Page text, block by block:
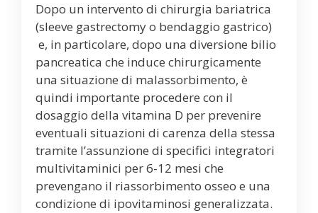
Dopo un intervento di chirurgia bariatrica
(sleeve gastrectomy o bendaggio gastrico)
e, in particolare, dopo una diversione bilio
pancreatica che induce chirurgicamente
una situazione di malassorbimento, è
quindi importante procedere con il
dosaggio della vitamina D per prevenire
eventuali situazioni di carenza della stessa
tramite l’assunzione di specifici integratori
multivitaminici per 6-12 mesi che
prevengano il riassorbimento osseo e una
condizione di ipovitaminosi generalizzata.